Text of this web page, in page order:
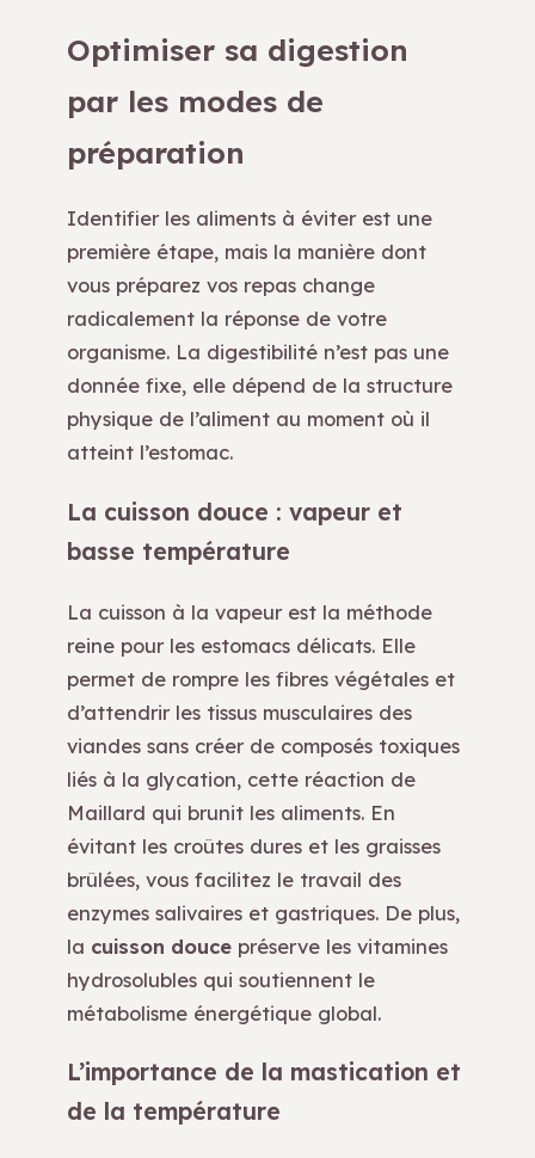
Optimiser sa digestion
par les modes de
préparation
Identifier les aliments à éviter est une
première étape, mais la manière dont
vous préparez vos repas change
radicalement la réponse de votre
organisme. La digestibilité n’est pas une
donnée fixe, elle dépend de la structure
physique de l’aliment au moment où il
atteint l’estomac.
La cuisson douce : vapeur et
basse température
La cuisson à la vapeur est la méthode
reine pour les estomacs délicats. Elle
permet de rompre les fibres végétales et
d’attendrir les tissus musculaires des
viandes sans créer de composés toxiques
liés à la glycation, cette réaction de
Maillard qui brunit les aliments. En
évitant les croûtes dures et les graisses
brûlées, vous facilitez le travail des
enzymes salivaires et gastriques. De plus,
la cuisson douce préserve les vitamines
hydrosolubles qui soutiennent le
métabolisme énergétique global.
L’importance de la mastication et
de la température